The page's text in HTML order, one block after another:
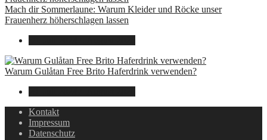
Mach dir Sommerlaune: Warum Kleider und Röcke unser
Frauenherz höherschlagen lassen
Warum Gulåtan Free Brito Haferdrink verwenden?
Kontakt
Impressum
Datenschutz